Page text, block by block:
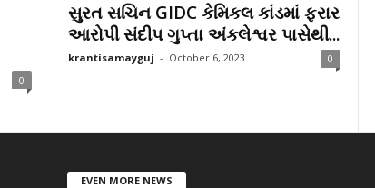
0
સુરત સચિન GIDC કેમિકલ કાંડમાં ફરાર
આરોપી સંદીપ ગુપ્તા અંકલેશ્વર પાસેથી...
krantisamayguj - October 6, 2023 0
EVEN MORE NEWS